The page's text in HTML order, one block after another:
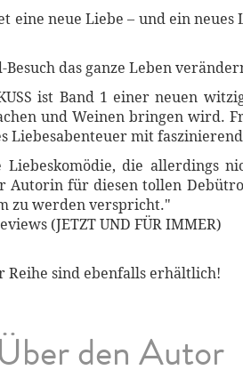
eine neue Liebe – und ein neues
das ganze Leben
ist Band 1 einer neuen
und Weinen bringen wird.
Liebesabenteuer mit
Liebeskomödie, die allerdings
für diesen tollen
zu werden verspricht."
(JETZT UND FÜR IMMER)
Reihe sind ebenfalls erhältlich!
Über den Autor